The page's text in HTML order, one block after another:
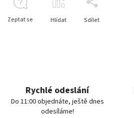
Zeptat se Hlídat Sdílet
Rychlé odeslání
Do 11:00 objednáte, ještě dnes
odesíláme!